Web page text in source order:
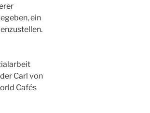
ein
Carl von
Cafés